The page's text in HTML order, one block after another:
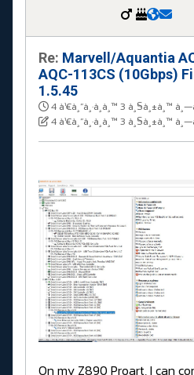
Re: Marvell/Aquantia
AQC-113CS (10Gbps)
1.5.45
4 à¹€à¸”à¸·à¸­à¸™ 3 à¸§à¸±à¸™
4 à¹€à¸”à¸·à¸­à¸™ 3 à¸§à¸±à¸™
On my Z890 Proart, I can